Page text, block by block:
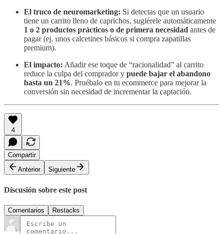
El truco de neuromarketing: Si detectas que un usuario
tiene un carrito lleno de caprichos, sugiérele automáticamente
1 o 2 productos prácticos o de primera necesidad antes de
pagar (ej. unos calcetines básicos si compra zapatillas
premium).
El impacto: Añadir ese toque de “racionalidad” al carrito
reduce la culpa del comprador y puede bajar el abandono
hasta un 21%. Pruébalo en tu ecommerce para mejorar la
conversión sin necesidad de incrementar la captación.
4
Compartir
Anterior
Siguiente
Discusión sobre este post
Comentarios Restacks